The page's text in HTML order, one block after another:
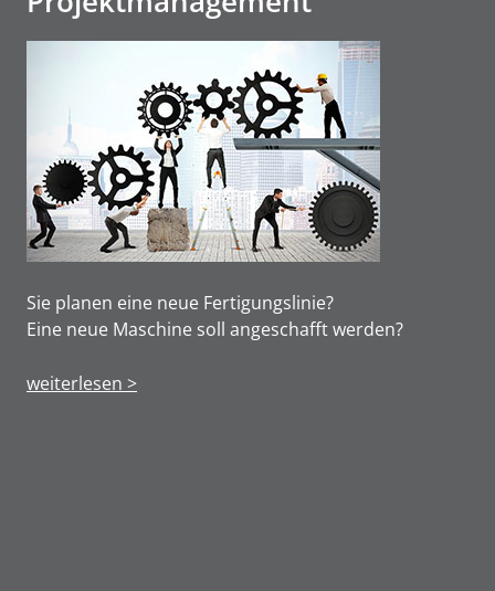
Sie planen eine neue Fertigungslinie?
Eine neue Maschine soll angeschafft werden?
weiterlesen >